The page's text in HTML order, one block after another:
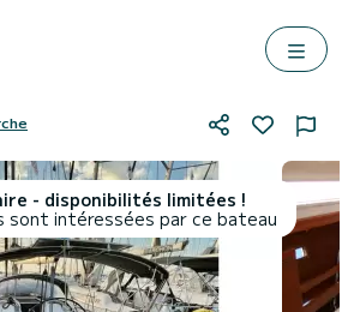
- disponibilités limitées !
sont intéressées par ce bateau